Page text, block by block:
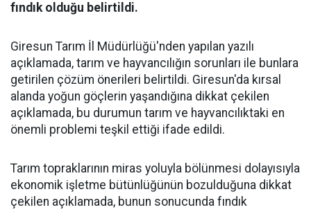
fındık olduğu belirtildi.
Giresun Tarım İl Müdürlüğü'nden yapılan yazılı
açıklamada, tarım ve hayvancılığın sorunları ile bunlara
getirilen çözüm önerileri belirtildi. Giresun'da kırsal
alanda yoğun göçlerin yaşandığına dikkat çekilen
açıklamada, bu durumun tarım ve hayvancılıktaki en
önemli problemi teşkil ettiği ifade edildi.
Tarım topraklarının miras yoluyla bölünmesi dolayısıyla
ekonomik işletme bütünlüğünün bozulduğuna dikkat
çekilen açıklamada, bunun sonucunda fındık